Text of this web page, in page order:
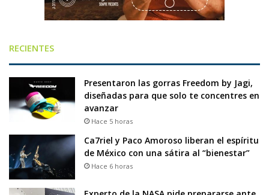
RECIENTES
Presentaron las gorras Freedom by Jagi,
diseñadas para que solo te concentres en
avanzar
Hace 5 horas
Ca7riel y Paco Amoroso liberan el espíritu
de México con una sátira al “bienestar”
Hace 6 horas